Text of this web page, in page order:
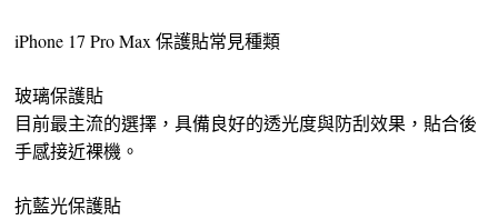
iPhone 17 Pro Max 保護貼常見種類
玻璃保護貼
目前最主流的選擇，具備良好的透光度與防刮效果，貼合後
手感接近裸機。
抗藍光保護貼